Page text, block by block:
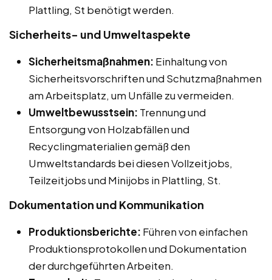
Plattling, St benötigt werden.
Sicherheits- und Umweltaspekte
Sicherheitsmaßnahmen: Einhaltung von
Sicherheitsvorschriften und Schutzmaßnahmen
am Arbeitsplatz, um Unfälle zu vermeiden.
Umweltbewusstsein: Trennung und
Entsorgung von Holzabfällen und
Recyclingmaterialien gemäß den
Umweltstandards bei diesen Vollzeitjobs,
Teilzeitjobs und Minijobs in Plattling, St.
Dokumentation und Kommunikation
Produktionsberichte: Führen von einfachen
Produktionsprotokollen und Dokumentation
der durchgeführten Arbeiten.